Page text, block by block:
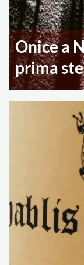
Onice a
prima